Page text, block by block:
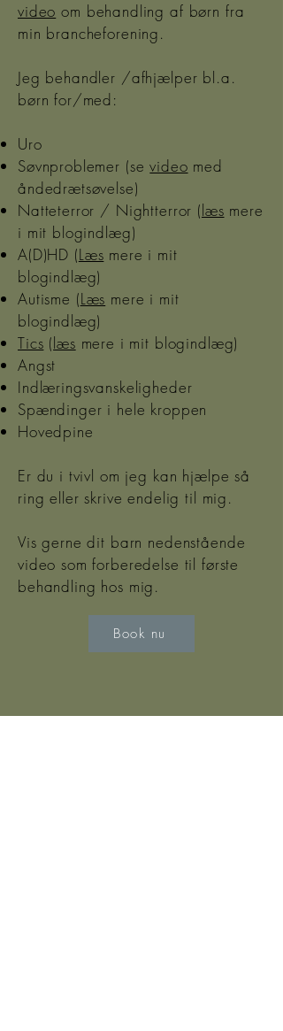
video om behandling af børn fra
min brancheforening.
Jeg behandler /afhjælper bl.a.
børn for/med:
Uro
Søvnproblemer (sevideo med
åndedrætsøvelse)
Natteterror / Nightterror (læs mere
i mit blogindlæg)
A(D)HD (Læs mere i mit
blogindlæg)
Autisme (Læs mere i mit
blogindlæg)
Tics (læs mere i mit blogindlæg)
Angst
Indlæringsvanskeligheder
Spændinger i hele kroppen
Hovedpine
Er du i tvivl om jeg kan hjælpe så
ring eller skrive endelig til mig.
Vis gerne dit barn nedenstående
video som forberedelse til første
behandling hos mig.
Book nu